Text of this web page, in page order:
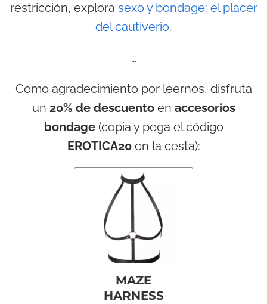
restricción, explora sexo y bondage: el placer
del cautiverio.
…
Como agradecimiento por leernos, disfruta
un 20% de descuentoen accesorios
bondage(copia y pega el código
EROTICA20en la cesta):
MAZE
HARNESS